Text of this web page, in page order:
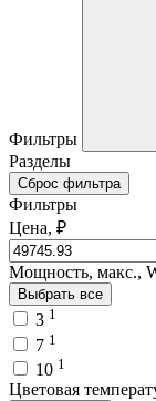
Фильтры
Разделы
Сброс фильтра
Фильтры
Цена, ₽
Мощность, макс.,
Выбрать все
3 1
7 1
10 1
Цветовая